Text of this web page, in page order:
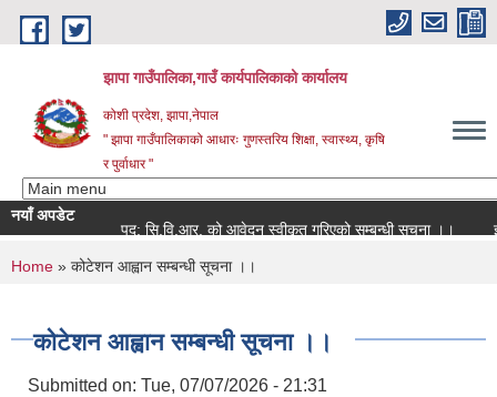
Skip to main content
झापा गाउँपालिका,गाउँ कार्यपालिकाको कार्यालय
कोशी प्रदेश, झापा,नेपाल
" झापा गाउँपालिकाको आधारः गुणस्तरिय शिक्षा, स्वास्थ्य, कृषि
र पुर्वाधार "
नयाँ अपडेट
पद: सि.वि.आर. को आवेदन स्वीकृत गरिएको सम्बन्धी सूचना ।।
You are here
Home » कोटेशन आह्वान सम्बन्धी सूचना ।।
कोटेशन आह्वान सम्बन्धी सूचना ।।
Submitted on: Tue, 07/07/2026 - 21:31